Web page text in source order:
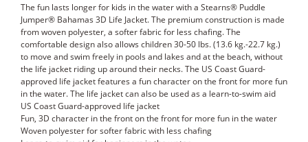
The fun lasts longer for kids in the water with a Stearns® Puddle
Jumper® Bahamas 3D Life Jacket. The premium construction is made
from woven polyester, a softer fabric for less chafing. The
comfortable design also allows children 30-50 lbs. (13.6 kg.-22.7 kg.)
to move and swim freely in pools and lakes and at the beach, without
the life jacket riding up around their necks. The US Coast Guard-
approved life jacket features a fun character on the front for more fun
in the water. The life jacket can also be used as a learn-to-swim aid
US Coast Guard-approved life jacket
Fun, 3D character in the front on the front for more fun in the water
Woven polyester for softer fabric with less chafing